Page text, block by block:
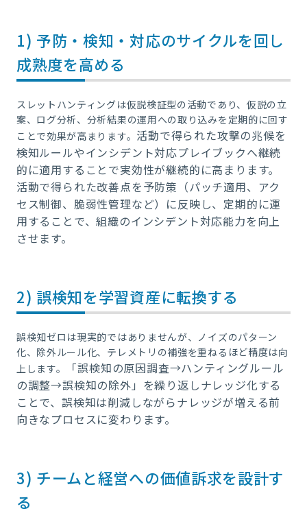
1) 予防・検知・対応のサイクルを回し
成熟度を高める
スレットハンティングは仮説検証型の活動であり、仮説の立
案、ログ分析、分析結果の運用への取り込みを定期的に回す
ことで効果が高まります。 活動で得られた攻撃の兆候を
検知ルールやインシデント対応プレイブックへ継続
的に適用することで実効性が継続的に高まります。
活動で得られた改善点を予防策（パッチ適用、アク
セス制御、脆弱性管理など）に反映し、定期的に運
用することで、組織のインシデント対応能力を向上
させます。
2) 誤検知を学習資産に転換する
誤検知ゼロは現実的ではありませんが、ノイズのパターン
化、除外ルール化、テレメトリの補強を重ねるほど精度は向
上します。
「誤検知の原因調査→ハンティングルール
の調整→誤検知の除外」を繰り返しナレッジ化する
ことで、誤検知は削減しながらナレッジが増える前
向きなプロセスに変わります。
3) チームと経営への価値訴求を設計す
る